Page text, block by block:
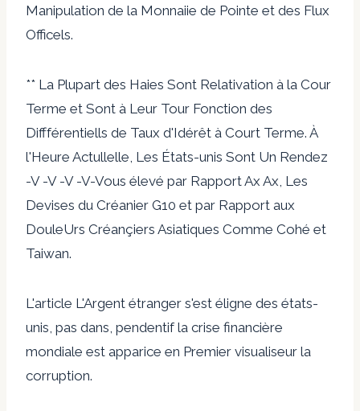
Manipulation de la Monnaiie de Pointe et des Flux
Officels.
** La Plupart des Haies Sont Relativation à la Cour
Terme et Sont à Leur Tour Fonction des
Diffférentiells de Taux d'Idérêt à Court Terme. À
l'Heure Actullelle, Les États-unis Sont Un Rendez
-V -V -V -V-Vous élevé par Rapport Ax Ax, Les
Devises du Créanier G10 et par Rapport aux
DouleUrs Créançiers Asiatiques Comme Cohé et
Taiwan.
L'article L'Argent étranger s'est éligne des états-
unis, pas dans, pendentif la crise financière
mondiale est apparice en Premier visualiseur la
corruption.